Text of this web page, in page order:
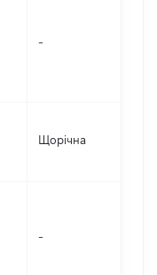
-
Щорічна
-